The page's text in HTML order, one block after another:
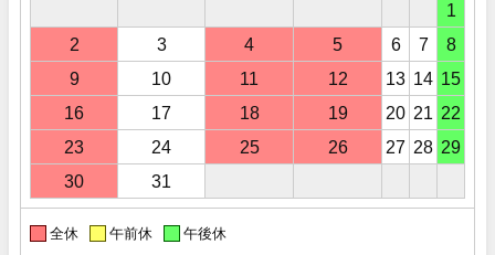
1
2
3 4 5 6 7
8
9
10 11 12 13 14 15
16
17 18 19 20 21 22
23
24 25 26 27 28 29
30
31
全休 午前休 午後休